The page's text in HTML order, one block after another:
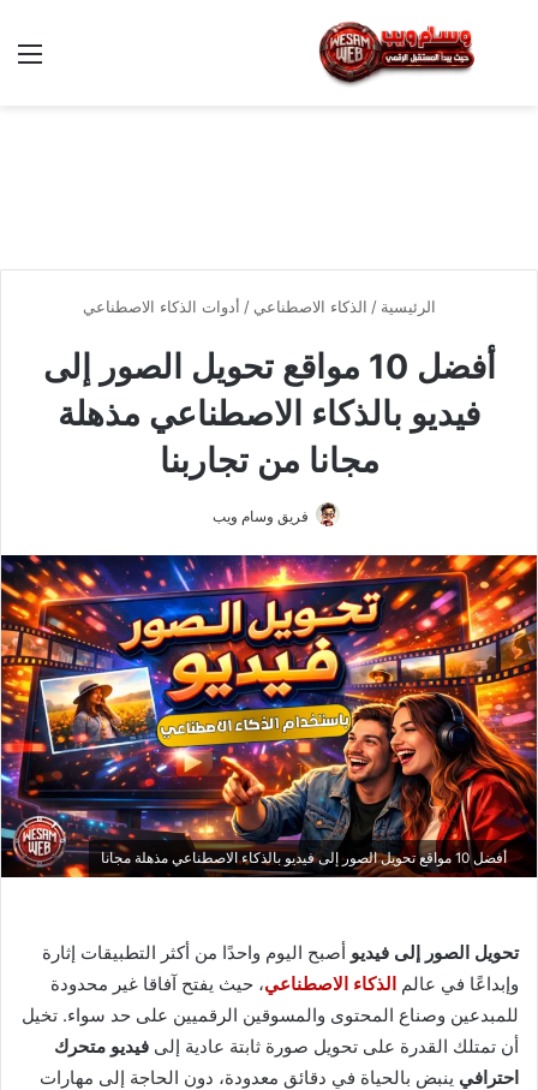
بحث عن
الرئيسية / الذكاء الاصطناعي / أدوات الذكاء الاصطناعي
أفضل 10 مواقع تحويل الصور إلى
فيديو بالذكاء الاصطناعي مذهلة
مجانا من تجاربنا
فريق وسام ويب
أفضل 10 مواقع تحويل الصور إلى فيديو بالذكاء الاصطناعي مذهلة مجانا
تحويل الصور إلى فيديو أصبح اليوم واحدًا من أكثر التطبيقات إثارة
وإبداعًا في عالم الذكاء الاصطناعي، حيث يفتح آفاقا غير محدودة
للمبدعين وصناع المحتوى والمسوقين الرقميين على حد سواء. تخيل
أن تمتلك القدرة على تحويل صورة ثابتة عادية إلى فيديو متحرك
احترافي ينبض بالحياة في دقائق معدودة، دون الحاجة إلى مهارات